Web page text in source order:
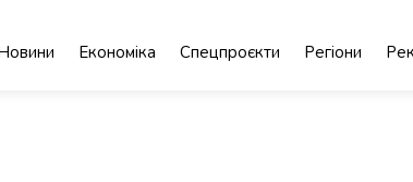
Економіка Спецпроєкти Регіони